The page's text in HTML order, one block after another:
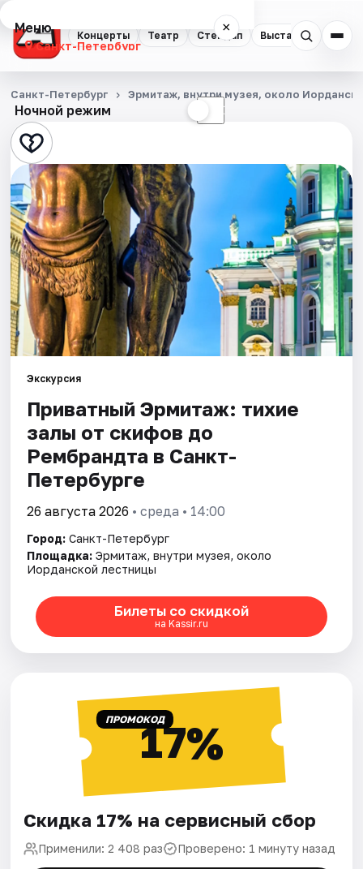
Концерты Театр Стендап Выставки
Меню ×
Санкт-Петербург
Концерты
Театр
Стендап
Выставки
Квесты
Экскурсии
Спорт
События
Города
Площадки
Артисты
Рейтинги
Ночной режим ☾
Санкт-Петербург Эрмитаж, внутри музея, около
Экскурсия
Приватный Эрмитаж: тихие
залы от скифов до
Рембрандта в Санкт-
Петербурге
26 августа 2026 • среда • 14:00
Город: Санкт-Петербург
Площадка: Эрмитаж, внутри музея, около
Иорданской лестницы
Билеты со скидкой
на Kassir.ru
ПРОМОКОД17%
Скидка 17% на сервисный сбор
Применили: 2 408 раз Проверено: 1 минуту назад